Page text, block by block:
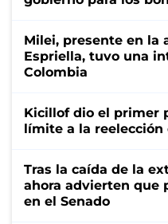
Milei, presente en la
Espriella, tuvo una
Colombia
Kicillof dio el primer
límite a la
Tras la caída de la
ahora advierten que
en el Senado